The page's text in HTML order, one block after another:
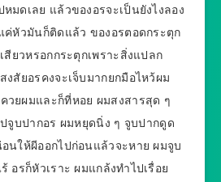
มดเลย แล้วของอรจะเป็นยังไงลอง
ค่หัวมันก็ติดแล้ว ของอรตอดกระตุก
สียวหรอกกระตุกเพราะสิ่งแปลก
สัยอรคงจะเจ็บมากยกมือไหว้ผม
วยผมและก็ที่หอย ผมสงสารสุด ๆ
จูบปากอร ผมหยุดนิ่ง ๆ จูบปากดูด
นให้ผีออกไปก่อนแล้วจะหาย ผมจูบ
อรก็หัวเราะ ผมแกล้งทำไปเรื่อย